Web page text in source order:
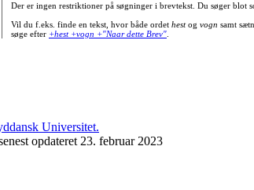
Der er ingen restriktioner på søgninger i brevtekst. Du søger blot
Vil du f.eks. finde en tekst, hvor både ordet hestog vogn samt
søge efter +hest +vogn +"Naar dette Brev".
opdateret 23. februar 2023